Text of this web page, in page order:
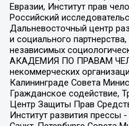
Евразии, Институт прав
Российский
Дальневосточный центр
и социального
независимых
АКАДЕМИЯ ПО ПРАВАМ
некоммерческих
Калининграде Совета
Гражданское содействие,
Центр Защиты Прав
Институт развития прессы